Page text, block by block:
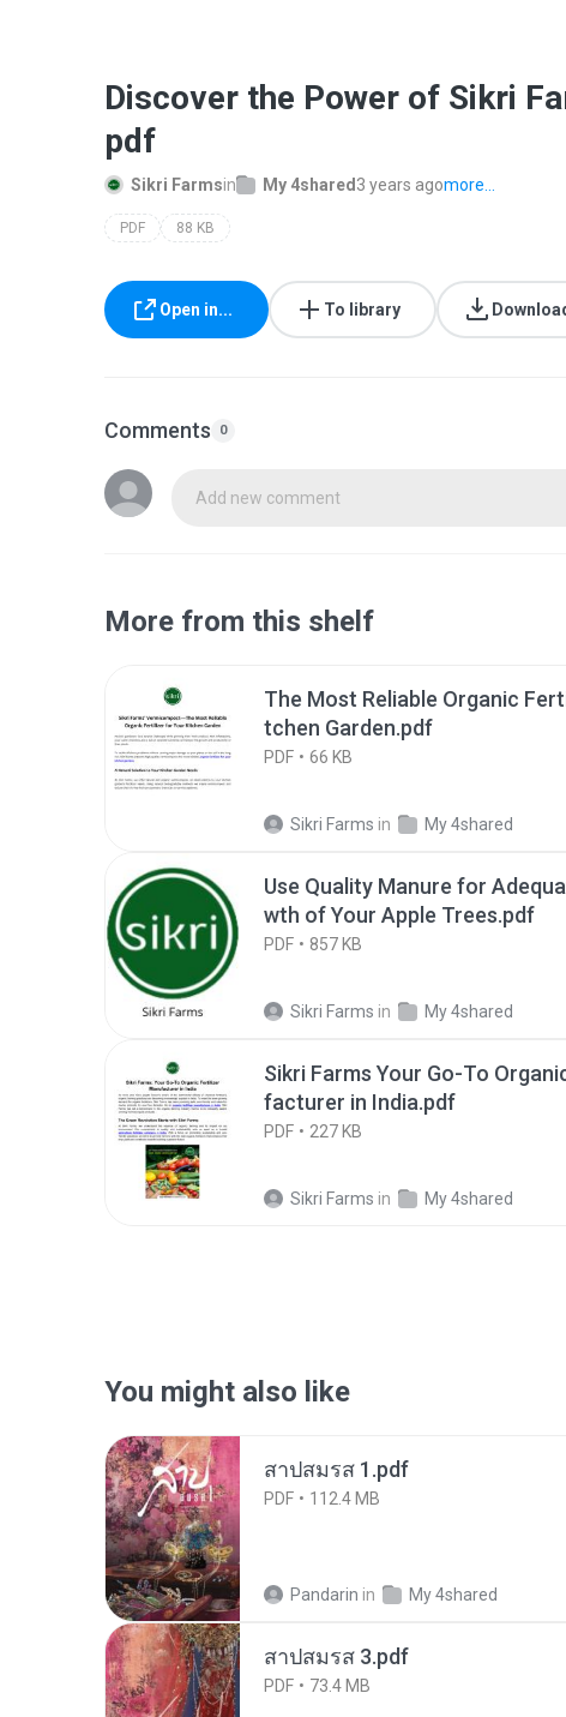
Discover the Power of Sikri
pdf
Sikri Farmsin My 4shared 3 years agomore...
PDF 88 KB
Open in... To library
Comments 0
Add new comment
More from this shelf
The Most Reliable Organic
tchen Garden.pdf
PDF 66 KB
Sikri Farms in My 4shared
Use Quality Manure for
wth of Your Apple Trees.pdf
PDF 857 KB
Sikri Farms in My 4shared
Sikri Farms Your Go-To
facturer in India.pdf
PDF 227 KB
Sikri Farms in My 4shared
You might also like
สาปสมรส 1.pdf
PDF 112.4 MB
Pandarin in My 4shared
สาปสมรส 3.pdf
PDF 73.4 MB